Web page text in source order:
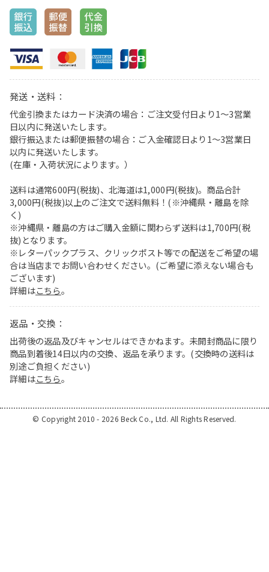
発送・送料：
代金引換またはカード決済の場合：ご注文受付日より1〜3営業
日以内に発送いたします。
銀行振込または郵便振替の場合：ご入金確認日より1〜3営業日
以内に発送いたします。
(在庫・入荷状況によります。）
送料は通常600円(税抜)、北海道は1,000円(税抜)。商品合計
3,000円(税抜)以上のご注文で送料無料！(※沖縄県・離島を除
く)
※沖縄県・離島の方はご購入金額に関わらず送料は1,700円(税
抜)となります。
※レターパックプラス、クリックポスト等での配送をご希望の場
合は当店までお問い合わせください。(ご希望に添えない場合も
ございます)
詳細はこちら。
返品・交換：
出荷後の返品及びキャンセルはできかねます。未開封商品に限り
商品到着後14日以内の交換、返品を承ります。(交換時の送料は
別途ご負担ください)
詳細はこちら。
© Copyright 2010 - 2026 Beck Co., Ltd. All Rights Reserved.